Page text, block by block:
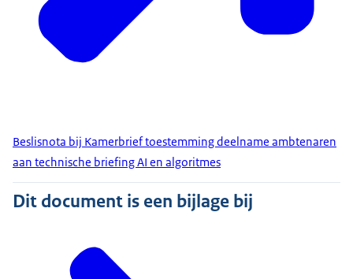
Beslisnota bij Kamerbrief toestemming deelname ambtenaren
aan technische briefing AI en algoritmes
Dit document is een bijlage bij